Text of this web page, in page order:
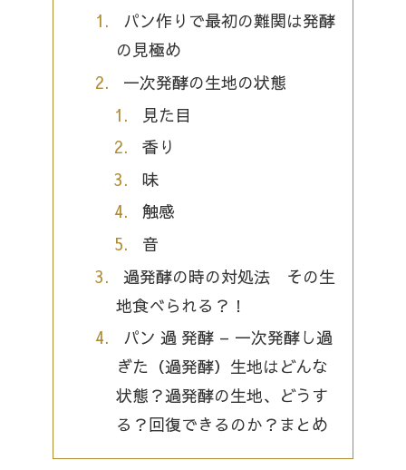
パン作りで最初の難関は発酵
の見極め
一次発酵の生地の状態
見た目
香り
味
触感
音
過発酵の時の対処法 その生
地食べられる？！
パン 過 発酵 – 一次発酵し過
ぎた（過発酵）生地はどんな
状態？過発酵の生地、どうす
る？回復できるのか？まとめ